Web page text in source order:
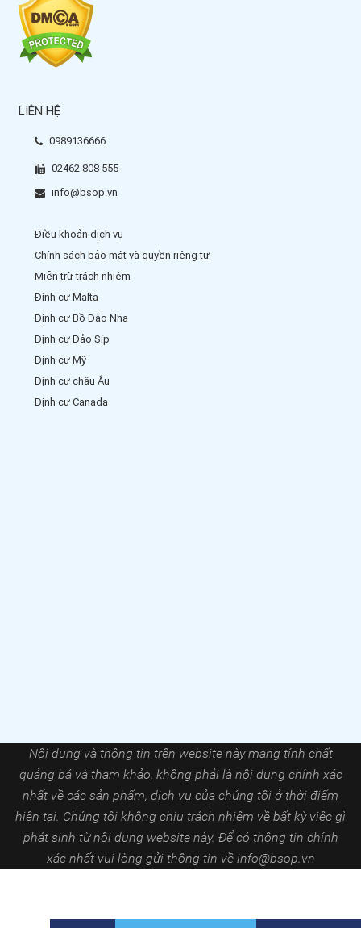
LIÊN HỆ
0989136666
02462 808 555
info@bsop.vn
Điều khoản dịch vụ
Chính sách bảo mật và quyền riêng tư
Miễn trừ trách nhiệm
Định cư Malta
Định cư Bồ Đào Nha
Định cư Đảo Síp
Định cư Mỹ
Định cư châu Âu
Định cư Canada
Nội dung và thông tin trên website này mang tính chất
quảng bá và tham khảo, không phải là nội dung chính xác
nhất về các sản phẩm, dịch vụ của chúng tôi ở thời điểm
hiện tại. Chúng tôi không chịu trách nhiệm về bất kỳ việc gì
phát sinh từ nội dung website này. Để có thông tin chính
xác nhất vui lòng gửi thông tin về info@bsop.vn